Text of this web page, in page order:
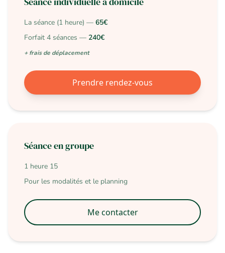
La séance (1 heure) — 65€
Forfait 4 séances — 240€
+ frais de déplacement
Prendre rendez-vous
Séance en groupe
1 heure 15
Pour les modalités et le planning
Me contacter